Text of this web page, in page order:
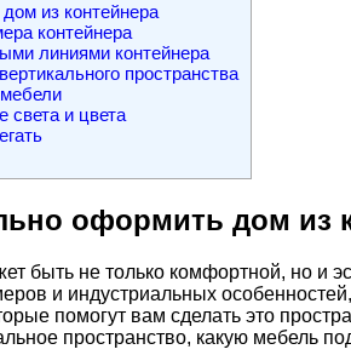
из контейнера
контейнера
линиями контейнера
пространства
света и цвета
оформить дом из
быть не только комфортной, но и
и индустриальных
помогут вам сделать это
пространство, какую мебель